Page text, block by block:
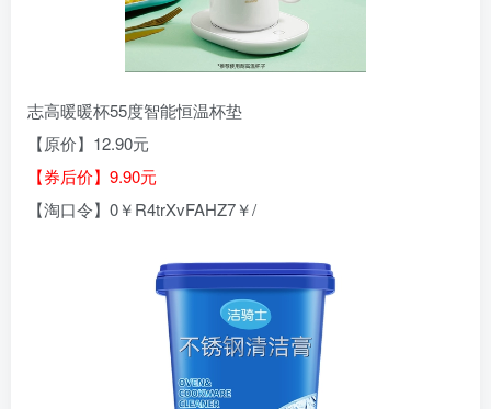
志高暖暖杯55度智能恒温杯垫
【原价】12.90元
【券后价】9.90元
【淘口令】0￥R4trXvFAHZ7￥/